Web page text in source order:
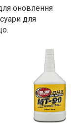
оновлення
для